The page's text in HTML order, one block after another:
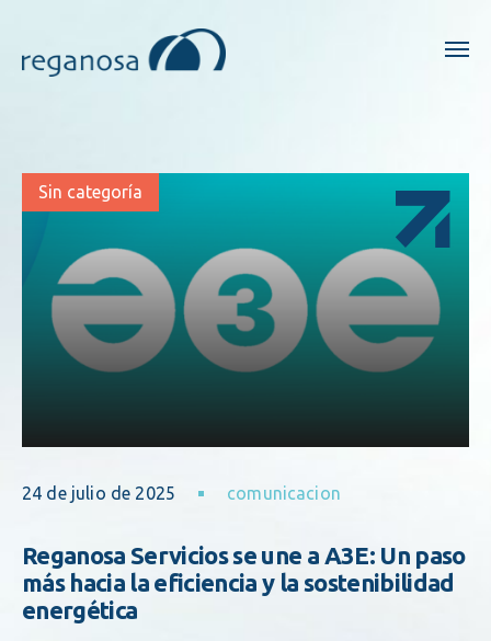
Sin categoría
24 de julio de 2025 comunicacion
Reganosa Servicios se une a A3E: Un paso
más hacia la eficiencia y la sostenibilidad
energética